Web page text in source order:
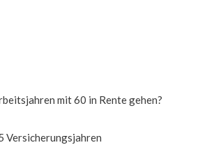
mit 60 in Rente gehen?
Versicherungsjahren